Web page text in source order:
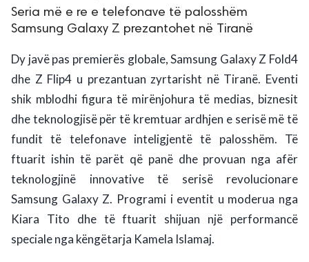
Seria më e re e telefonave të palosshëm
Samsung Galaxy Z prezantohet në Tiranë
Dy javë pas premierës globale, Samsung Galaxy Z Fold4
dhe Z Flip4 u prezantuan zyrtarisht në Tiranë. Eventi
shik mblodhi figura të mirënjohura të medias, biznesit
dhe teknologjisë për të kremtuar ardhjen e serisë më të
fundit të telefonave inteligjentë të palosshëm. Të
ftuarit ishin të parët që panë dhe provuan nga afër
teknologjinë innovative të serisë revolucionare
Samsung Galaxy Z. Programi i eventit u moderua nga
Kiara Tito dhe të ftuarit shijuan një performancë
speciale nga këngëtarja Kamela Islamaj.